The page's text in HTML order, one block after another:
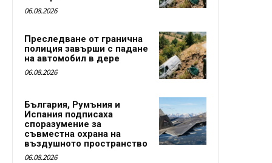
06.08.2026
Преследване от гранична
полиция завърши с падане
на автомобил в дере
06.08.2026
България, Румъния и
Испания подписаха
споразумение за
съвместна охрана на
въздушното пространство
06.08.2026